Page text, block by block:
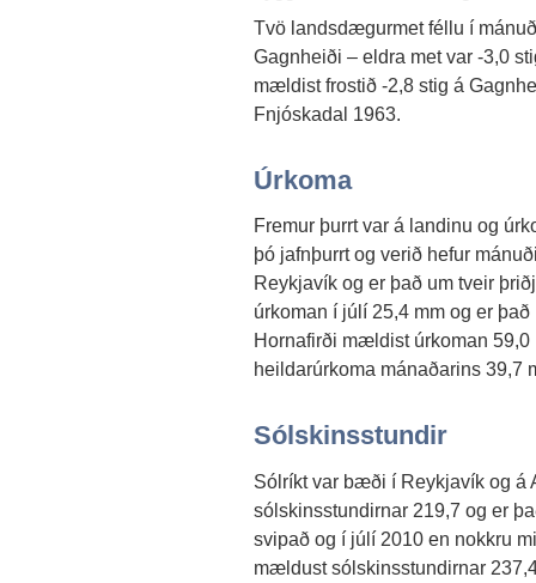
Tvö landsdægurmet féllu í
Gagnheiði – eldra met var -3,0
mældist frostið -2,8 stig á
Fnjóskadal 1963.
Úrkoma
Fremur þurrt var á landinu og
þó jafnþurrt og verið hefur
Reykjavík og er það um tveir
úrkoman í júlí 25,4 mm og er
Hornafirði mældist úrkoman
heildarúrkoma mánaðarins 39,7
Sólskinsstundir
Sólríkt var bæði í Reykjavík og á
sólskinsstundirnar 219,7 og er
svipað og í júlí 2010 en nokkru
mældust sólskinsstundirnar